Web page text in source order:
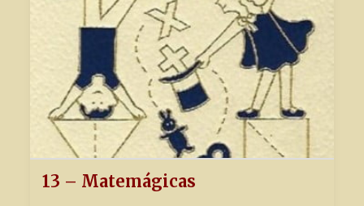
13 – Matemágicas